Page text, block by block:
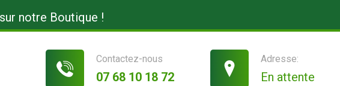
notre Boutique !
Adresse:
En attente
Contactez-nous
07 68 10 18 72